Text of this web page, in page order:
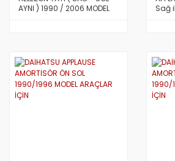
AYNI ) 1990 / 2006 MODEL
Sağ